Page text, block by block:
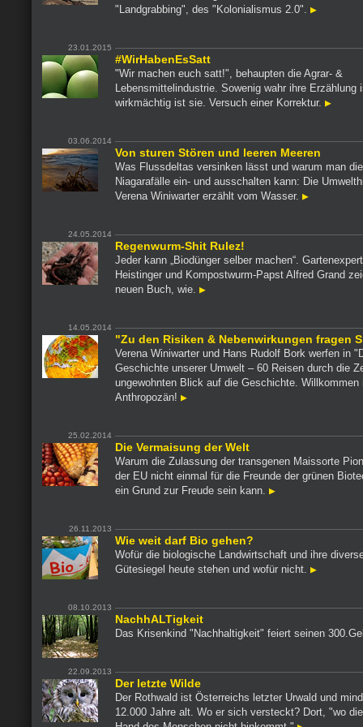
"Landgrabbing", des "Kolonialismus 2.0".
23.01.2015
#WirHabenEsSatt
"Wir machen euch satt!", behaupten die Agrar- &
Lebensmittelindustrie. Sowenig wahr ihre Erzählung
wirkmächtig ist sie. Versuch einer Korrektur.
03.06.2014
Von sturen Stören und leeren Meeren
Was Flussdeltas versinken lässt und warum man die
Niagarafälle ein- und ausschalten kann: Die
Verena Winiwarter erzählt vom Wasser.
24.05.2014
Regenwurm-Shit Rulez!
Jeder kann „Biodünger selber machen“.
Heistinger und Kompostwurm-Papst Alfred Grand
neuen Buch, wie.
14.05.2014
"Zu den Risiken & Nebenwirkungen fragen
Verena Winiwarter und Hans Rudolf Bork werfen in
Geschichte unserer Umwelt – 60 Reisen durch die
ungewohnten Blick auf die Geschichte. Willkommen
Anthropozän!
25.02.2014
Die Vermaisung der Welt
Warum die Zulassung der transgenen Maissorte
der EU nicht einmal für die Freunde der grünen
ein Grund zur Freude sein kann.
26.11.2013
Wie weit darf Bio gehen?
Wofür die biologische Landwirtschaft und ihre
Gütesiegel heute stehen und wofür nicht.
08.10.2013
NachhALTigkeit
Das Krisenkind "Nachhaltigkeit" feiert seinen
22.09.2013
Der letzte Wilde
Der Rothwald ist Österreichs letzter Urwald und
12.000 Jahre alt. Wo er sich versteckt? Dort, "wo